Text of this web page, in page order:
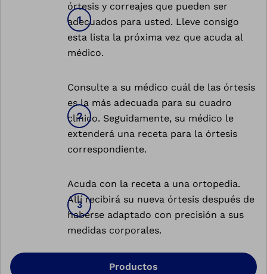
órtesis y correajes que pueden ser
adecuados para usted. Lleve consigo
esta lista la próxima vez que acuda al
médico.
Consulte a su médico cuál de las órtesis
es la más adecuada para su cuadro
clínico. Seguidamente, su médico le
extenderá una receta para la órtesis
correspondiente.
Acuda con la receta a una ortopedia.
Allí recibirá su nueva órtesis después de
haberse adaptado con precisión a sus
medidas corporales.
Productos